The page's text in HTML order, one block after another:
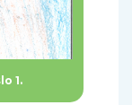
1.